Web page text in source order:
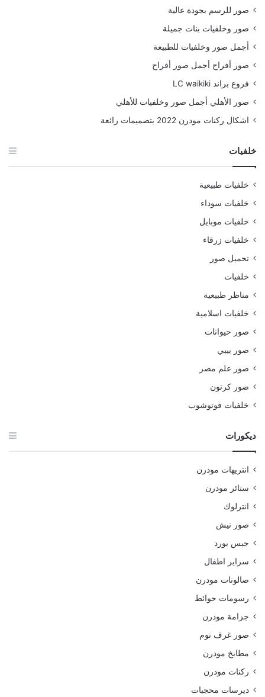
صور للرسم بجودة عالية
صور وخلفيات بنات جميلة
أجمل صور وخلفيات للطبيعة
صور أفراح أجمل صور أفراح
فروع براند LC waikiki
صور الأهلي أجمل صور وخلفيات للأهلي
اشكال ركنات مودرن 2022 بتصميمات رائعة
خلفيات
خلفيات طبيعية
خلفيات سوداء
خلفيات موبايل
خلفيات زرقاء
تحميل صور
خلفيات
مناظر طبيعية
خلفيات اسلامية
صور حيوانات
صور بيبي
صور علم مصر
صور كرتون
خلفيات فوتوشوب
ديكورات
انتريهات مودرن
ستائر مودرن
انترلوك
صور نيش
جبس بورد
سراير اطفال
صالونات مودرن
رسومات حوائط
جزامة مودرن
صور غرف نوم
مطابخ مودرن
ركنات مودرن
ديرسات محجبات